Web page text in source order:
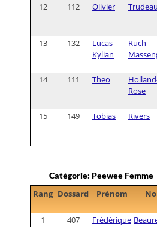
12 112 Olivier Trudeau
13 132
Lucas
Kylian
Ruch
14 111 Theo
Rose
15 149 Tobias Rivers
Catégorie: Peewee
Rang Dossard Prénom
1
407 Frédérique